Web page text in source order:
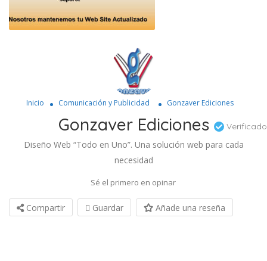
Inicio Comunicación y Publicidad Gonzaver Ediciones
Gonzaver Ediciones Verificado
Diseño Web “Todo en Uno”. Una solución web para cada
necesidad
Sé el primero en opinar
Compartir Guardar Añade una reseña